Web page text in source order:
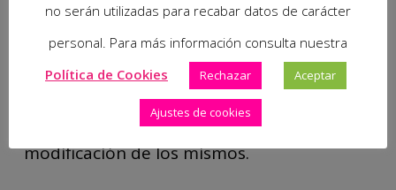
El usuario está obligado a garantizar que
los datos personales facilitados al
responsable son veraces y se hace
responsable de comunicar cualquier
modificación de los mismos.
no serán utilizadas para recabar datos de carácter
personal. Para más información consulta nuestra
Política de Cookies
Rechazar Aceptar
Ajustes de cookies